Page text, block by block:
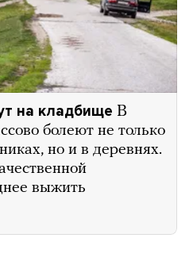
на кладбище В
болеют не только
но и в деревнях.
выжить